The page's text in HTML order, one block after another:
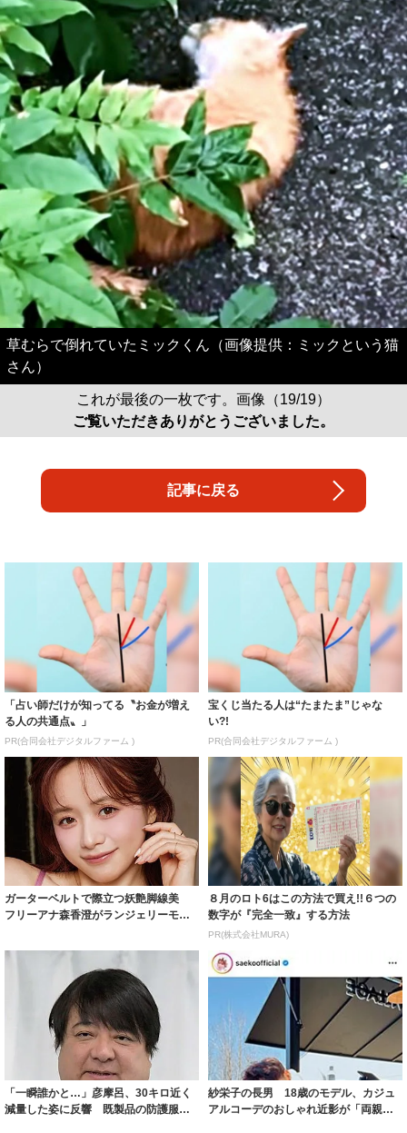
草むらで倒れていたミックくん（画像提供：ミックという猫
さん）
これが最後の一枚です。画像（19/19）
ご覧いただきありがとうございました。
記事に戻る
「占い師だけが知ってる〝お金が増え
る人の共通点〟」
PR(合同会社デジタルファーム )
宝くじ当たる人は“たまたま”じゃな
い?!
PR(合同会社デジタルファーム )
ガーターベルトで際立つ妖艶脚線美
フリーアナ森香澄がランジェリーモデ
８月のロト6はこの方法で買え!!６つの
数字が『完全一致』する方法
PR(株式会社MURA)
「一瞬誰かと…」彦摩呂、30キロ近く
減量した姿に反響 既製品の防護服が
紗栄子の長男 18歳のモデル、カジュ
アルコーデのおしゃれ近影が「両親の